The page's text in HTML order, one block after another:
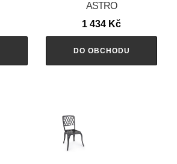
ASTRO
1 434 Kč
DO OBCHODU